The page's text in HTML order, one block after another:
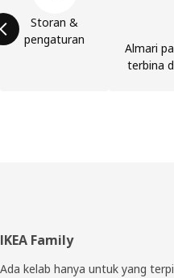
Storan &
pengaturan
Almari
terbina
Pengaki
IKEA Family
Ada kelab hanya untuk yang